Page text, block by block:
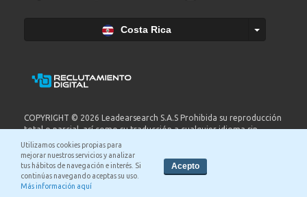
Costa Rica
COPYRIGHT © 2026 Leadearsearch S.A.S Prohibida su reproducción
total o parcial, así como su traducción a cualquier idioma sin
autorización escrita de su titular. elempleo.com es un producto de
Leadearsearch S.A.S. Nit. 8300651578..
Términos y condiciones
Política de privacidad
Utilizamos cookies propias para
mejorar nuestros servicios y analizar
tus hábitos de navegación e interés. Si
continúas navegando aceptas su uso.
Más información aquí
Acepto